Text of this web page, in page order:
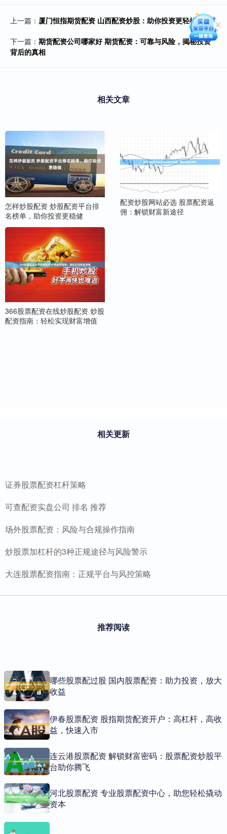
上一篇： 厦门恒指期货配资 山西配资炒股：助你投资更轻松
下一篇： 期货配资公司哪家好 期货配资：可靠与风险，揭秘投资
背后的真相
相关文章
怎样炒股配资 炒股配资平台排
名榜单，助你投资更稳健
配资炒股网站必选 股票配资返
佣：解锁财富新途径
366股票配资在线炒股配资 炒股
配资指南：轻松实现财富增值
相关更新
证券股票配资杠杆策略
可查配资实盘公司 排名 推荐
场外股票配资：风险与合规操作指南
炒股票加杠杆的3种正规途径与风险警示
大连股票配资指南：正规平台与风控策略
推荐阅读
哪些股票配过股 国内股票配资：助力投资，放大
收益
伊春股票配资 股指期货配资开户：高杠杆，高收
益，快速入市
连云港股票配资 解锁财富密码：股票配资炒股平
台助你腾飞
河北股票配资 专业股票配资中心，助您轻松撬动
资本